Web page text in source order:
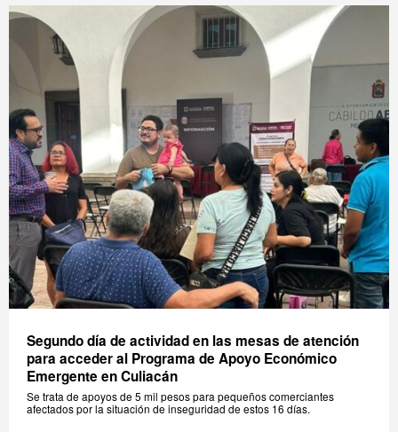
Segundo día de actividad en las mesas de atención
para acceder al Programa de Apoyo Económico
Emergente en Culiacán
Se trata de apoyos de 5 mil pesos para pequeños comerciantes
afectados por la situación de inseguridad de estos 16 días.